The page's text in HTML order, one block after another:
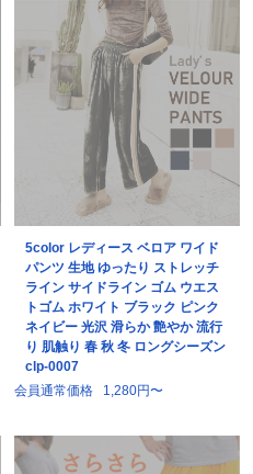
5color レディース ベロア ワイド
パンツ 生地 ゆったり ストレッチ
ライン サイドライン ゴム ウエス
トゴム ホワイト ブラック ピンク
ネイビー 光沢 滑らか 艶やか 流行
り 肌触り 春 秋 冬 ロングシーズン
clp-0007
会員通常価格
1,280円〜